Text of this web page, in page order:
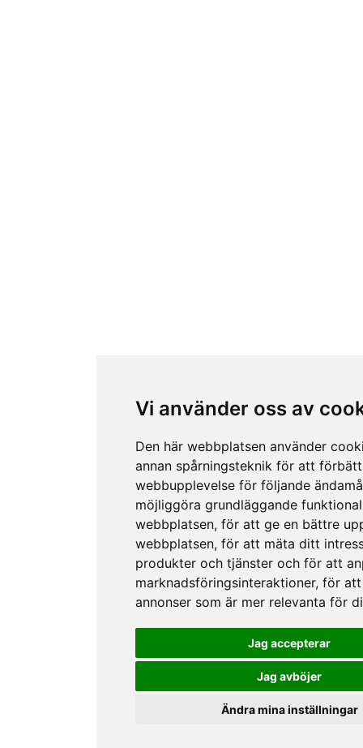
Vi använder oss av
Den här webbplatsen använder
annan spårningsteknik för att
webbupplevelse för följande
möjliggöra grundläggande
webbplatsen, för att ge en bättre
webbplatsen, för att mäta ditt
produkter och tjänster och för att
marknadsföringsinteraktioner, för att
annonser som är mer relevanta för
Jag accepterar
Jag avböjer
Ändra mina inställningar